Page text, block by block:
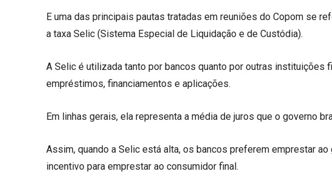
E uma das principais pautas tratadas em reuniões do Copom se
a taxa Selic (Sistema Especial de Liquidação e de Custódia).
A Selic é utilizada tanto por bancos quanto por outras instituições
empréstimos, financiamentos e aplicações.
Em linhas gerais, ela representa a média de juros que o governo
Assim, quando a Selic está alta, os bancos preferem emprestar
incentivo para emprestar ao consumidor final.